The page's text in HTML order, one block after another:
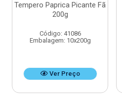
Tempero Paprica Picante Fã
200g
Código: 41086
Embalagem: 10x200g
Ver Preço